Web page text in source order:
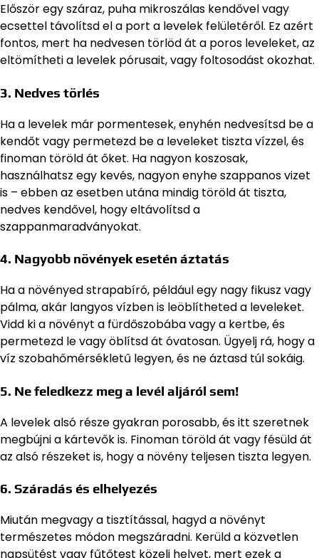
Először egy száraz, puha mikroszálas kendővel vagy
ecsettel távolítsd el a port a levelek felületéről. Ez azért
fontos, mert ha nedvesen törlöd át a poros leveleket, az
eltömítheti a levelek pórusait, vagy foltosodást okozhat.
3. Nedves törlés
Ha a levelek már pormentesek, enyhén nedvesítsd be a
kendőt vagy permetezd be a leveleket tiszta vízzel, és
finoman töröld át őket. Ha nagyon koszosak,
használhatsz egy kevés, nagyon enyhe szappanos vizet
is – ebben az esetben utána mindig töröld át tiszta,
nedves kendővel, hogy eltávolítsd a
szappanmaradványokat.
4. Nagyobb növények esetén áztatás
Ha a növényed strapabíró, például egy nagy fikusz vagy
pálma, akár langyos vízben is leöblítheted a leveleket.
Vidd ki a növényt a fürdőszobába vagy a kertbe, és
permetezd le vagy öblítsd át óvatosan. Ügyelj rá, hogy a
víz szobahőmérsékletű legyen, és ne áztasd túl sokáig.
5. Ne feledkezz meg a levél aljáról sem!
A levelek alsó része gyakran porosabb, és itt szeretnek
megbújni a kártevők is. Finoman töröld át vagy fésüld át
az alsó részeket is, hogy a növény teljesen tiszta legyen.
6. Száradás és elhelyezés
Miután megvagy a tisztítással, hagyd a növényt
természetes módon megszáradni. Kerüld a közvetlen
napsütést vagy fűtőtest közeli helyet, mert ezek a